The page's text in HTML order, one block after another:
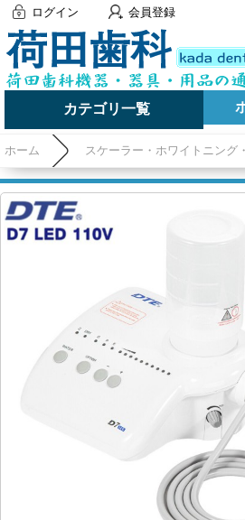
ログイン 会員登録
カテゴリ一覧
ホーム スケーラー・ホワイトニング